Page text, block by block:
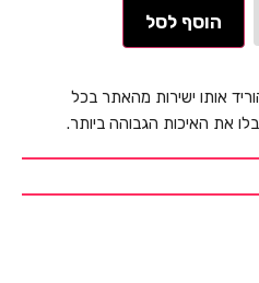
הוסף לסל
אותו ישירות מהאתר בכל
את האיכות הגבוהה ביותר.